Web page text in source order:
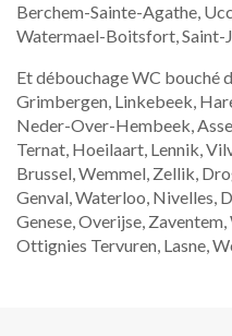
Berchem-Sainte-Agathe,
Watermael-Boitsfort, Saint-
Et débouchage WC bouché
Grimbergen, Linkebeek,
Neder-Over-Hembeek,
Ternat, Hoeilaart, Lennik,
Brussel, Wemmel, Zellik,
Genval, Waterloo, Nivelles,
Genese, Overijse,
Ottignies Tervuren, Lasne,